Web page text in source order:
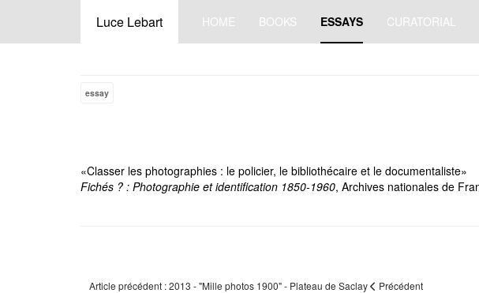
Luce Lebart HOME BOOKS ESSAYS CURATORIAL
essay
«Classer les photographies : le policier, le bibliothécaire et le documentaliste»
Fichés ? : Photographie et identification 1850-1960, Archives nationales de
Article précédent : 2013 - "Mille photos 1900" - Plateau de Saclay
Précédent